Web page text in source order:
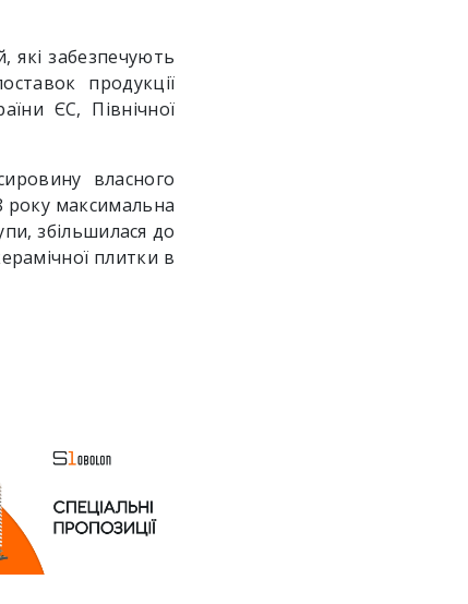
які забезпечують
продукції
ЄС, Північної
власного
року максимальна
збільшилася до
плитки в